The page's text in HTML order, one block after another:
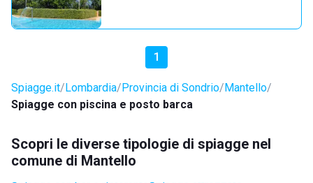
1
Spiagge.it Lombardia Provincia di Sondrio Mantello
Spiagge con piscina e posto barca
Scopri le diverse tipologie di spiagge nel
comune di Mantello